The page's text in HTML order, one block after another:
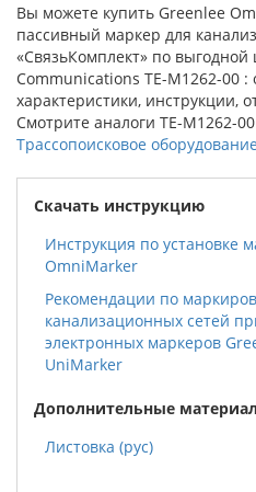
Вы можете купить Greenlee
пассивный маркер для
«СвязьКомплект» по выгодной
Communications TE-M1262-00 :
характеристики, инструкции,
Смотрите аналоги TE-M1262-
Трассопоисковое оборудование
Скачать инструкцию
Инструкция по установке
OmniMarker
Рекомендации по
канализационных сетей
электронных маркеров
UniMarker
Дополнительные
Листовка (рус)